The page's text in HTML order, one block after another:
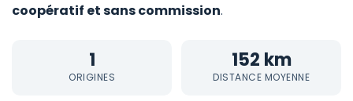
coopératif et sans commission.
1
ORIGINES
152 km
DISTANCE MOYENNE